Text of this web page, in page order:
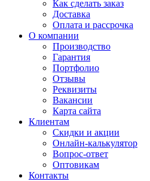
Как сделать заказ
Доставка
Оплата и рассрочка
О компании
Производство
Гарантия
Портфолио
Отзывы
Реквизиты
Вакансии
Карта сайта
Клиентам
Скидки и акции
Онлайн-калькулятор
Вопрос-ответ
Оптовикам
Контакты